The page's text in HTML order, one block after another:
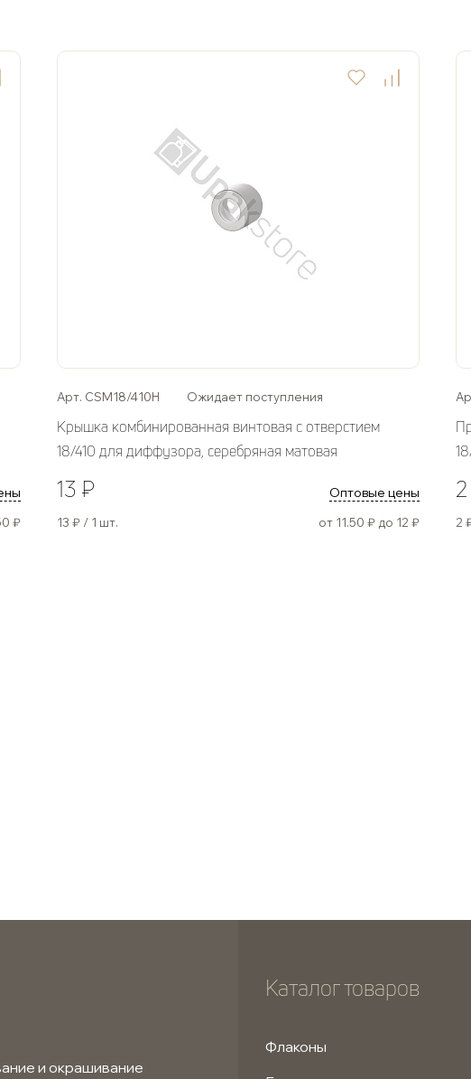
₽
Арт. CSM18/410H Ожидает поступления
Крышка комбинированная винтовая с отверстием
18/410 для диффузора, серебряная матовая
13 ₽ Оптовые цены
13 ₽ / 1 шт. от 11.50 ₽ до 12 ₽ 2
и окрашивание
Каталог товаров
Флаконы